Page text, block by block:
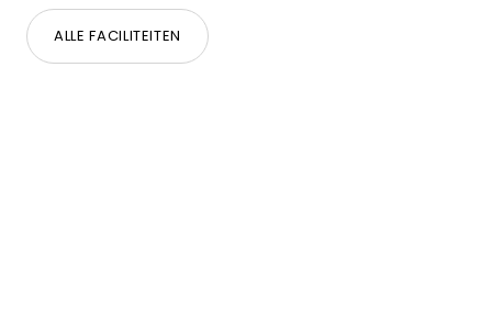
ALLE FACILITEITEN